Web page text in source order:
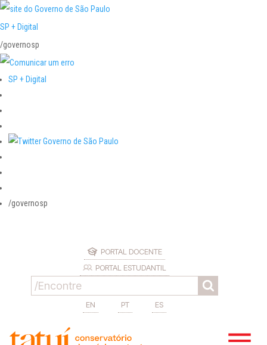
SP + Digital
/governosp
SP + Digital
/governosp
PORTAL DOCENTE
PORTAL ESTUDANTIL
EN PT ES